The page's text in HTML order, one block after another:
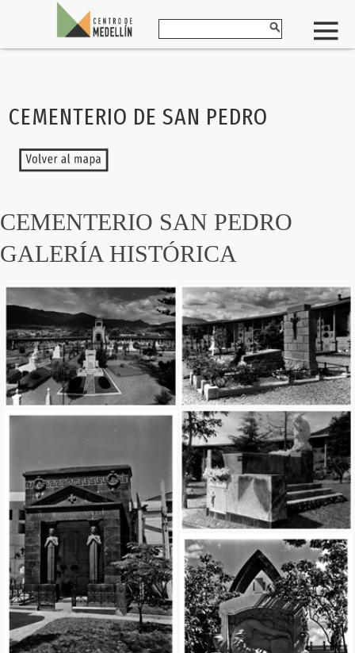
CEMENTERIO DE SAN PEDRO
CEMENTERIO SAN PEDRO
GALERÍA HISTÓRICA